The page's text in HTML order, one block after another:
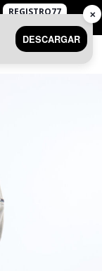
REGISTRO77
DESCARGAR
✕